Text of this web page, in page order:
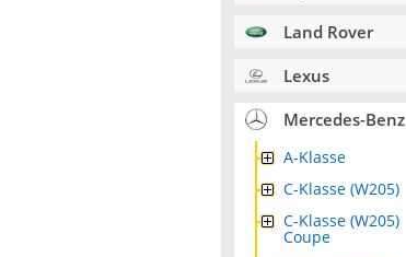
Land Rover
Lexus
Mercedes-Benz
A-Klasse
C-Klasse (W205)
C-Klasse (W205)
Coupe